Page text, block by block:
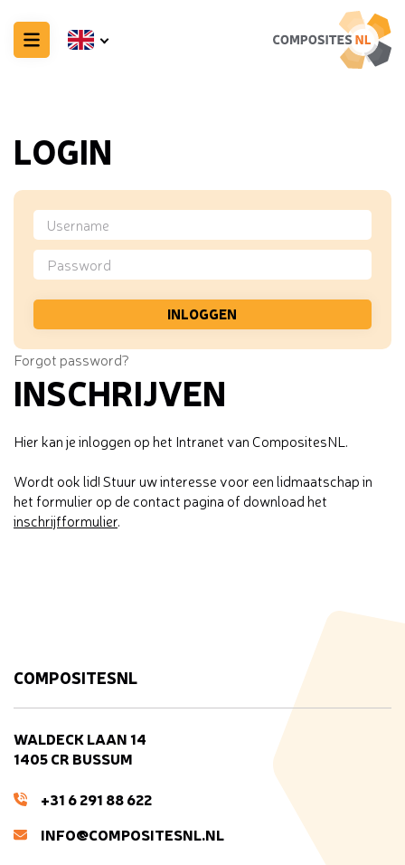
LOGIN
Forgot password?
INSCHRIJVEN
Hier kan je inloggen op het Intranet van CompositesNL.
Wordt ook lid! Stuur uw interesse voor een lidmaatschap in
het formulier op de contact pagina of download het
inschrijfformulier.
COMPOSITESNL
WALDECK LAAN 14
1405 CR BUSSUM
+31 6 291 88 622
INFO@COMPOSITESNL.NL